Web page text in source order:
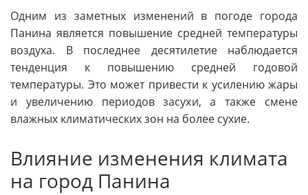
Одним из заметных изменений в погоде города
Панина является повышение средней температуры
воздуха. В последнее десятилетие наблюдается
тенденция к повышению средней годовой
температуры. Это может привести к усилению жары
и увеличению периодов засухи, а также смене
влажных климатических зон на более сухие.
Влияние изменения климата
на город Панина